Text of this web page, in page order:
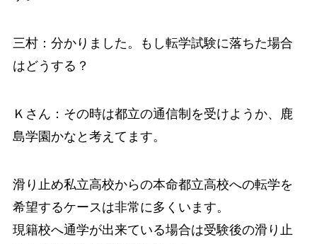
三村：分かりました。もし転学試験に落ちた場合
はどうする？
Ｋさん：その時は都立の通信制を受けようか、鹿
島学園かなと考えてます。
滑り止め私立高校からの本命都立高校への転学を
希望するケースは非常に多くいます。
現籍校へ通学が出来ている場合は受験後の滑り止